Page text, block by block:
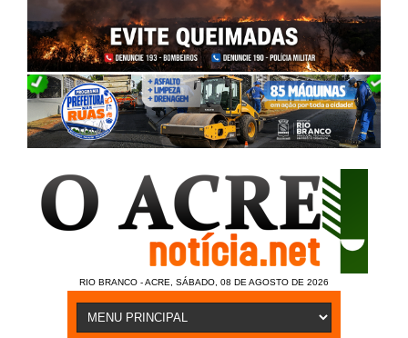
RIO BRANCO - ACRE, SÁBADO, 08 DE AGOSTO DE 2026